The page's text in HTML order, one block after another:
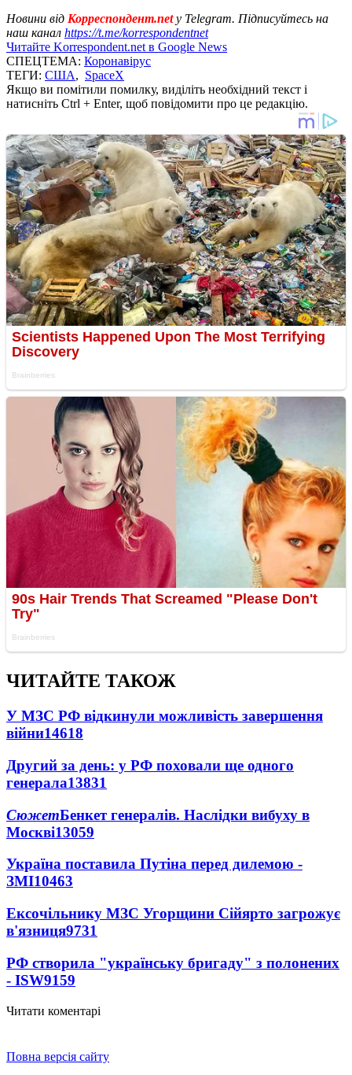
Новини від Корреспондент.netу Telegram. Підписуйтесь на
наш канал https://t.me/korrespondentnet
Читайте Korrespondent.net в Google News
СПЕЦТЕМА: Коронавірус
ТЕГИ: США, SpaceX
Якщо ви помітили помилку, виділіть необхідний текст і
натисніть Ctrl + Enter, щоб повідомити про це редакцію.
ЧИТАЙТЕ ТАКОЖ
У МЗС РФ відкинули можливість завершення
війни14618
Другий за день: у РФ поховали ще одного
генерала13831
СюжетБенкет генералів. Наслідки вибуху в
Москві13059
Україна поставила Путіна перед дилемою -
ЗМІ10463
Ексочільнику МЗС Угорщини Сійярто загрожує
в'язниця9731
РФ створила "українську бригаду" з полонених
- ISW9159
Читати коментарі
Повна версія сайту